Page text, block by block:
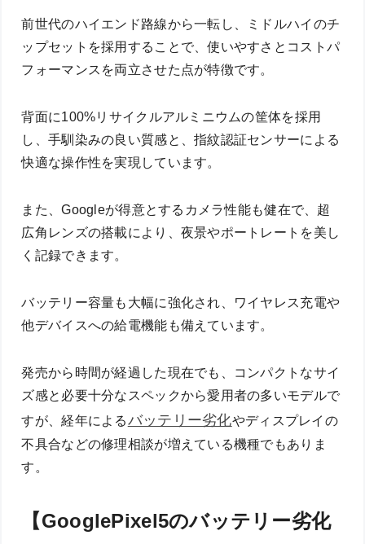
前世代のハイエンド路線から一転し、ミドルハイのチ
ップセットを採用することで、使いやすさとコストパ
フォーマンスを両立させた点が特徴です。
背面に100%リサイクルアルミニウムの筐体を採用
し、手馴染みの良い質感と、指紋認証センサーによる
快適な操作性を実現しています。
また、Googleが得意とするカメラ性能も健在で、超
広角レンズの搭載により、夜景やポートレートを美し
く記録できます。
バッテリー容量も大幅に強化され、ワイヤレス充電や
他デバイスへの給電機能も備えています。
発売から時間が経過した現在でも、コンパクトなサイ
ズ感と必要十分なスペックから愛用者の多いモデルで
すが、経年によるバッテリー劣化やディスプレイの
不具合などの修理相談が増えている機種でもありま
す。
【GooglePixel5のバッテリー劣化